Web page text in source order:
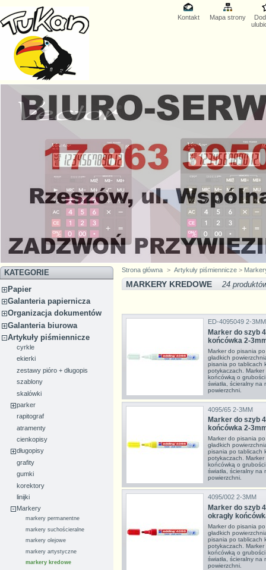
Kontakt Mapa strony
KATEGORIE
Papier
Galanteria papiernicza
Organizacja dokumentów
Galanteria biurowa
Artykuły piśmiennicze
cyrkle
ekierki
zestawy pióro + długopis
szablony
skalówki
parker
rapitograf
atramenty
cienkopisy
długopisy
grafity
gumki
korektory
linijki
Markery
markery permanentne
markery suchościeralne
markery olejowe
markery artystyczne
markery kredowe
Strona główna > Artykuły piśmiennicze >
MARKERY KREDOWE 24
ED-4095049 2-3MM
Marker do szyb
końcówka 2-
Marker do pisania
gładkich
pisania po tablicach
potykaczach. Marker
końcówką o
światła, ścieralny na
powierzchni.
4095/65 2-3MM
Marker do szyb
końcówka 2-
Marker do pisania
gładkich
pisania po tablicach
potykaczach. Marker
końcówką o
światła, ścieralny na
powierzchni.
4095/002 2-3MM
Marker do szyb
okragły
Marker do pisania
gładkich
pisania po tablicach
potykaczach. Marker
końcówką o
światła, ścieralny na
powierzchni.